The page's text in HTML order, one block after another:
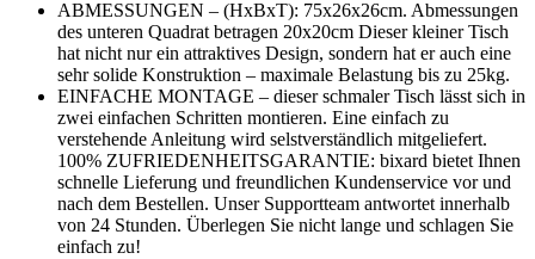
ABMESSUNGEN – (HxBxT): 75x26x26cm. Abmessungen
des unteren Quadrat betragen 20x20cm Dieser kleiner Tisch
hat nicht nur ein attraktives Design, sondern hat er auch eine
sehr solide Konstruktion – maximale Belastung bis zu 25kg.
EINFACHE MONTAGE – dieser schmaler Tisch lässt sich in
zwei einfachen Schritten montieren. Eine einfach zu
verstehende Anleitung wird selstverständlich mitgeliefert.
100% ZUFRIEDENHEITSGARANTIE: bixard bietet Ihnen
schnelle Lieferung und freundlichen Kundenservice vor und
nach dem Bestellen. Unser Supportteam antwortet innerhalb
von 24 Stunden. Überlegen Sie nicht lange und schlagen Sie
einfach zu!